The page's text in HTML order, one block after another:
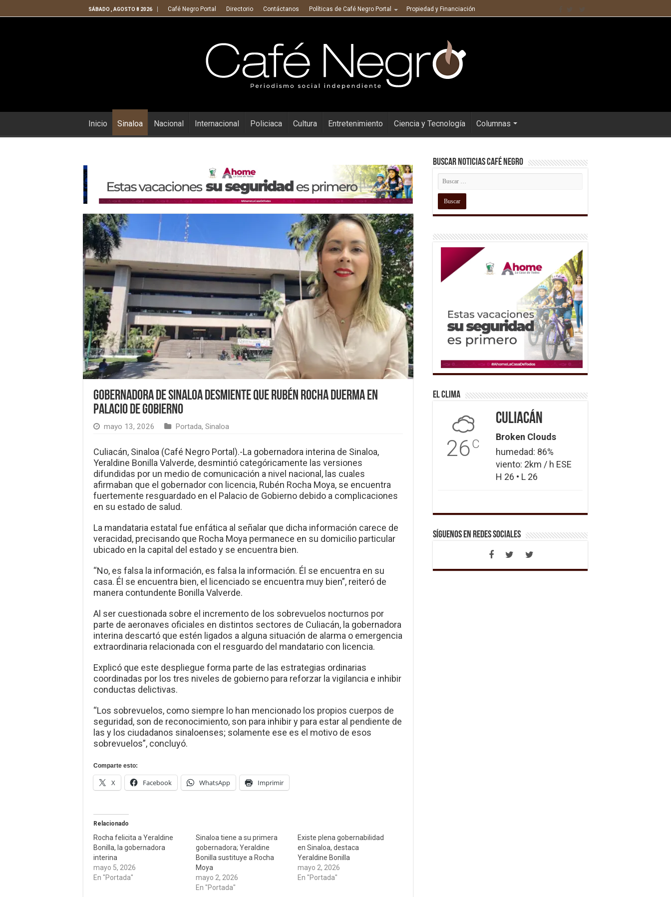
SÁBADO , AGOSTO 8 2026 Café Negro Portal Directorio Contáctanos Políticas de Café Negro Portal Propiedad y Financiación
Inicio Sinaloa Nacional Internacional Policiaca Cultura Entretenimiento Ciencia y Tecnología Columnas
Gobernadora de Sinaloa desmiente que Rubén Rocha duerma en
Palacio de Gobierno
mayo 13, 2026 Portada, Sinaloa
Culiacán, Sinaloa (Café Negro Portal).-La gobernadora interina de Sinaloa,
Yeraldine Bonilla Valverde, desmintió categóricamente las versiones
difundidas por un medio de comunicación a nivel nacional, las cuales
afirmaban que el gobernador con licencia, Rubén Rocha Moya, se encuentra
fuertemente resguardado en el Palacio de Gobierno debido a complicaciones
en su estado de salud.
La mandataria estatal fue enfática al señalar que dicha información carece de
veracidad, precisando que Rocha Moya permanece en su domicilio particular
ubicado en la capital del estado y se encuentra bien.
“No, es falsa la información, es falsa la información. Él se encuentra en su
casa. Él se encuentra bien, el licenciado se encuentra muy bien”, reiteró de
manera contundente Bonilla Valverde.
Al ser cuestionada sobre el incremento de los sobrevuelos nocturnos por
parte de aeronaves oficiales en distintos sectores de Culiacán, la gobernadora
interina descartó que estén ligados a alguna situación de alarma o emergencia
extraordinaria relacionada con el resguardo del mandatario con licencia.
Explicó que este despliegue forma parte de las estrategias ordinarias
coordinadas por los tres niveles de gobierno para reforzar la vigilancia e inhibir
conductas delictivas.
“Los sobrevuelos, como siempre lo han mencionado los propios cuerpos de
seguridad, son de reconocimiento, son para inhibir y para estar al pendiente de
las y los ciudadanos sinaloenses; solamente ese es el motivo de esos
sobrevuelos”, concluyó.
Comparte esto:
X Facebook WhatsApp Imprimir
Relacionado
Rocha felicita a Yeraldine
Bonilla, la gobernadora
interina
mayo 5, 2026
En "Portada"
Sinaloa tiene a su primera
gobernadora; Yeraldine
Bonilla sustituye a Rocha
Moya
mayo 2, 2026
En "Portada"
Existe plena gobernabilidad
en Sinaloa, destaca
Yeraldine Bonilla
mayo 2, 2026
En "Portada"
Buscar Noticias Café Negro
El Clima
26C
Culiacán
Broken Clouds
humedad: 86%
viento: 2km / h ESE
H 26 • L 26
Síguenos en Redes Sociales